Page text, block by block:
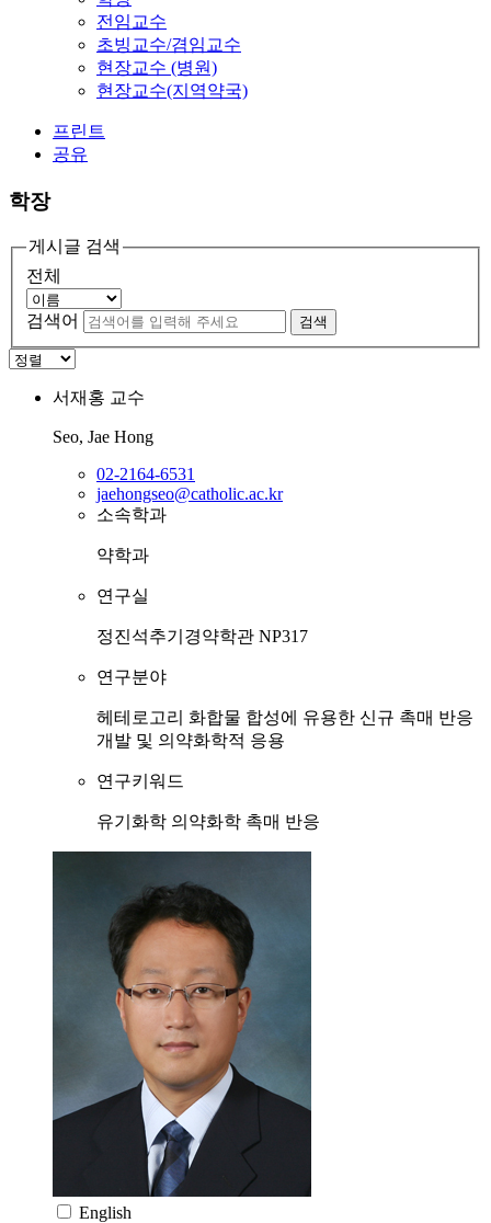
전임교수
초빙교수/겸임교수
현장교수 (병원)
현장교수(지역약국)
프린트
공유
학장
게시글 검색
전체
검색어 검색
서재홍 교수
Seo, Jae Hong
02-2164-6531
jaehongseo@catholic.ac.kr
소속학과
약학과
연구실
정진석추기경약학관 NP317
연구분야
헤테로고리 화합물 합성에 유용한 신규 촉매 반응
개발 및 의약화학적 응용
연구키워드
유기화학 의약화학 촉매 반응
English